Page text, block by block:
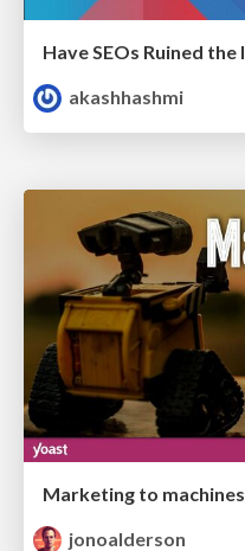
akashhashmi
Marketing to machines
jonoalderson